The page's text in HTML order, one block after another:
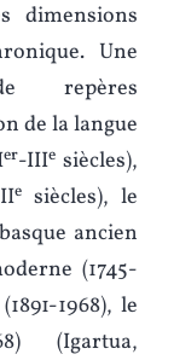
dimensions
Une
repères
de la langue
er-IIIesiècles),
esiècles), le
ancien
(1745-
1968), le
(Igartua,